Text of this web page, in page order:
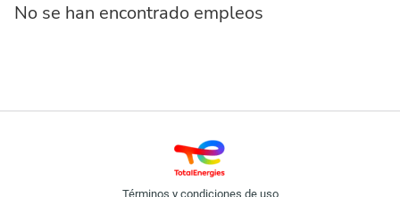
No se han encontrado empleos
Términos y condiciones de uso